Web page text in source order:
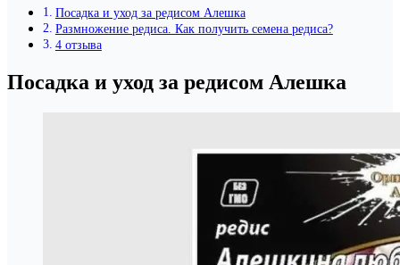
Посадка и уход за редисом Алешка
Размножение редиса. Как получить семена редиса?
4 отзыва
Посадка и уход за редисом Алешка